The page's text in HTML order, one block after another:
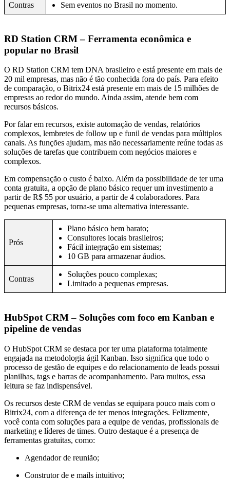
Contras Sem eventos no Brasil no momento.
RD Station CRM – Ferramenta econômica e
popular no Brasil
O RD Station CRM tem DNA brasileiro e está presente em mais de
20 mil empresas, mas não é tão conhecida fora do país. Para efeito
de comparação, o Bitrix24 está presente em mais de 15 milhões de
empresas ao redor do mundo. Ainda assim, atende bem com
recursos básicos.
Por falar em recursos, existe automação de vendas, relatórios
complexos, lembretes de follow up e funil de vendas para múltiplos
canais. As funções ajudam, mas não necessariamente reúne todas as
soluções de tarefas que contribuem com negócios maiores e
complexos.
Em compensação o custo é baixo. Além da possibilidade de ter uma
conta gratuita, a opção de plano básico requer um investimento a
partir de R$ 55 por usuário, a partir de 4 colaboradores. Para
pequenas empresas, torna-se uma alternativa interessante.
Prós
Plano básico bem barato;
Consultores locais brasileiros;
Fácil integração em sistemas;
10 GB para armazenar áudios.
Contras
Soluções pouco complexas;
Limitado a pequenas empresas.
HubSpot CRM – Soluções com foco em Kanban e
pipeline de vendas
O HubSpot CRM se destaca por ter uma plataforma totalmente
engajada na metodologia ágil Kanban. Isso significa que todo o
processo de gestão de equipes e do relacionamento de leads possui
planilhas, tags e barras de acompanhamento. Para muitos, essa
leitura se faz indispensável.
Os recursos deste CRM de vendas se equipara pouco mais com o
Bitrix24, com a diferença de ter menos integrações. Felizmente,
você conta com soluções para a equipe de vendas, profissionais de
marketing e líderes de times. Outro destaque é a presença de
ferramentas gratuitas, como:
Agendador de reunião;
Construtor de e mails intuitivo;